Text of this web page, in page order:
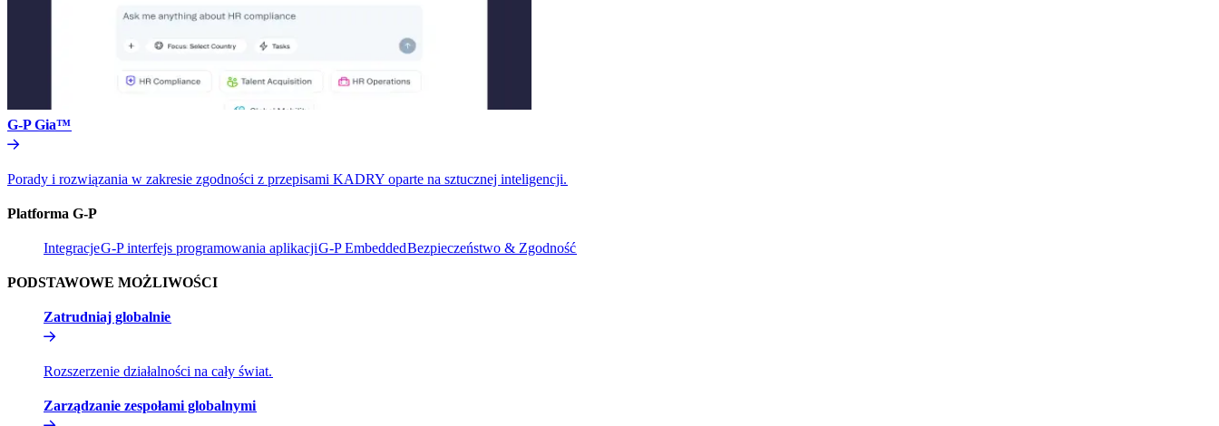
G-P Gia™​​
Porady i rozwiązania w zakresie zgodności z przepisami KADRY oparte na sztucznej inteligencji.​​
Platforma G-P​​
Integracje​​G-P interfejs programowania aplikacji​​G-P Embedded​​Bezpieczeństwo & Zgodność​​
PODSTAWOWE MOŻLIWOŚCI​​
Zatrudniaj globalnie​​
Rozszerzenie działalności na cały świat.​​
Zarządzanie zespołami globalnymi​​